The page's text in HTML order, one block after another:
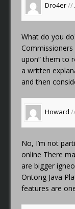
Dro4er//
What do you
upon“ them to
a written
and then
Howard
No, I’m not
online There
are bigger
Ontong Java
features are